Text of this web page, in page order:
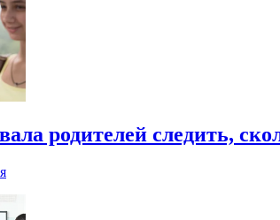
родителей следить,